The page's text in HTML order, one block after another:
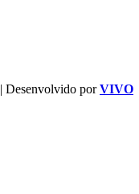
| Desenvolvido porVIVO